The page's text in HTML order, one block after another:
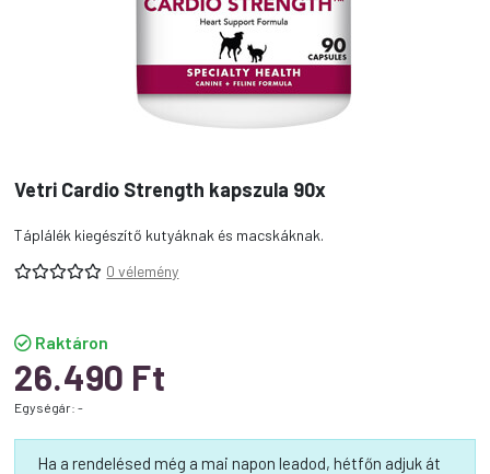
Vetri Cardio Strength kapszula 90x
Táplálék kiegészítő kutyáknak és macskáknak.
0 vélemény
Raktáron
26.490 Ft
Egységár: -
Ha a rendelésed még a mai napon leadod, hétfőn adjuk át